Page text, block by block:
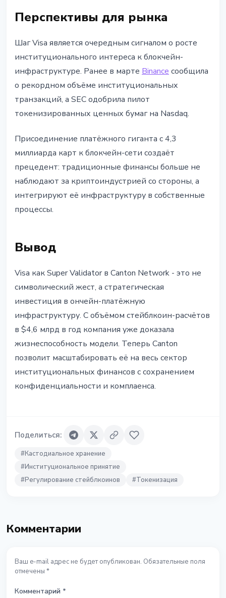
Перспективы для рынка
Шаг Visa является очередным сигналом о росте
институционального интереса к блокчейн-
инфраструктуре. Ранее в марте Binanceсообщила
о рекордном объёме институциональных
транзакций, а SEC одобрила пилот
токенизированных ценных бумаг на Nasdaq.
Присоединение платёжного гиганта с 4,3
миллиарда карт к блокчейн-сети создаёт
прецедент: традиционные финансы больше не
наблюдают за криптоиндустрией со стороны, а
интегрируют её инфраструктуру в собственные
процессы.
Вывод
Visa как Super Validator в Canton Network - это не
символический жест, а стратегическая
инвестиция в ончейн-платёжную
инфраструктуру. С объёмом стейблкоин-расчётов
в $4,6 млрд в год компания уже доказала
жизнеспособность модели. Теперь Canton
позволит масштабировать её на весь сектор
институциональных финансов с сохранением
конфиденциальности и комплаенса.
Поделиться:
#Кастодиальное хранение
#Институциональное принятие
#Регулирование стейблкоинов #Токенизация
Комментарии
Ваш e-mail адрес не будет опубликован. Обязательные поля
отмечены *
Комментарий *